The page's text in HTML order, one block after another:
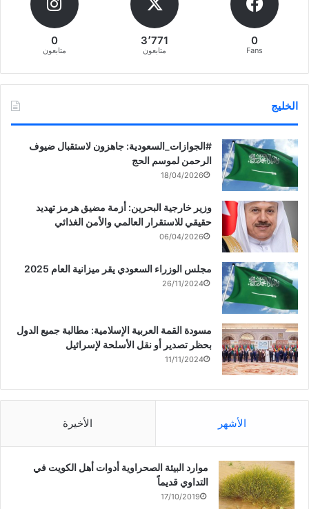
0
Fans
3٬771
متابعون
0
متابعون
الخليج
‏‎#الجوازات_السعودية: جاهزون لاستقبال ضيوف
الرحمن لموسم الحج
18/04/2026
وزير خارجية البحرين: أزمة مضيق هرمز تهديد
حقيقي للاستقرار العالمي والأمن الغذائي
06/04/2026
مجلس الوزراء السعودي يقر ميزانية العام 2025
26/11/2024
مسودة القمة العربية الإسلامية: مطالبة جميع الدول
بحظر تصدير أو نقل الأسلحة لإسرائيل
11/11/2024
الأشهر الأخيرة
موارد البيئة الصحراوية أدوات أهل الكويت في
التداوي قديماً
17/10/2019